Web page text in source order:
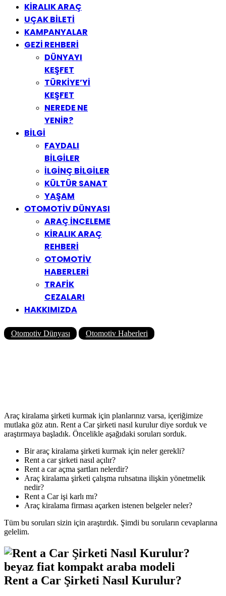
KİRALIK ARAÇ
UÇAK BİLETİ
KAMPANYALAR
GEZİ REHBERİ
DÜNYAYI
KEŞFET
TÜRKİYE’Yİ
KEŞFET
NEREDE NE
YENİR?
BİLGİ
FAYDALI
BİLGİLER
İLGİNÇ BİLGİLER
KÜLTÜR SANAT
YAŞAM
OTOMOTİV DÜNYASI
ARAÇ İNCELEME
KİRALIK ARAÇ
REHBERİ
OTOMOTİV
HABERLERİ
TRAFİK
CEZALARI
HAKKIMIZDA
Otomotiv Dünyası Otomotiv Haberleri
Araç kiralama şirketi kurmak için planlarınız varsa, içeriğimize
mutlaka göz atın. Rent a Car şirketi nasıl kurulur diye sorduk ve
araştırmaya başladık. Öncelikle aşağıdaki soruları sorduk.
Bir araç kiralama şirketi kurmak için neler gerekli?
Rent a car şirketi nasıl açılır?
Rent a car açma şartları nelerdir?
Araç kiralama şirketi çalışma ruhsatına ilişkin yönetmelik
nedir?
Rent a Car işi karlı mı?
Araç kiralama firması açarken istenen belgeler neler?
Tüm bu soruları sizin için araştırdık. Şimdi bu soruların cevaplarına
gelelim.
Rent a Car Şirketi Nasıl Kurulur?